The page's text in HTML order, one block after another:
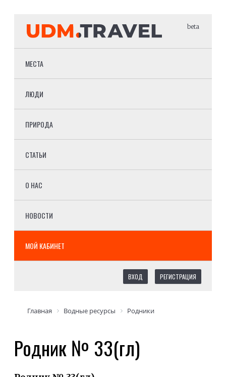
beta
МЕСТА
ЛЮДИ
ПРИРОДА
СТАТЬИ
О НАС
НОВОСТИ
МОЙ КАБИНЕТ
ВХОД РЕГИСТРАЦИЯ
Главная Водные ресурсы Родники
Родник № 33(гл)